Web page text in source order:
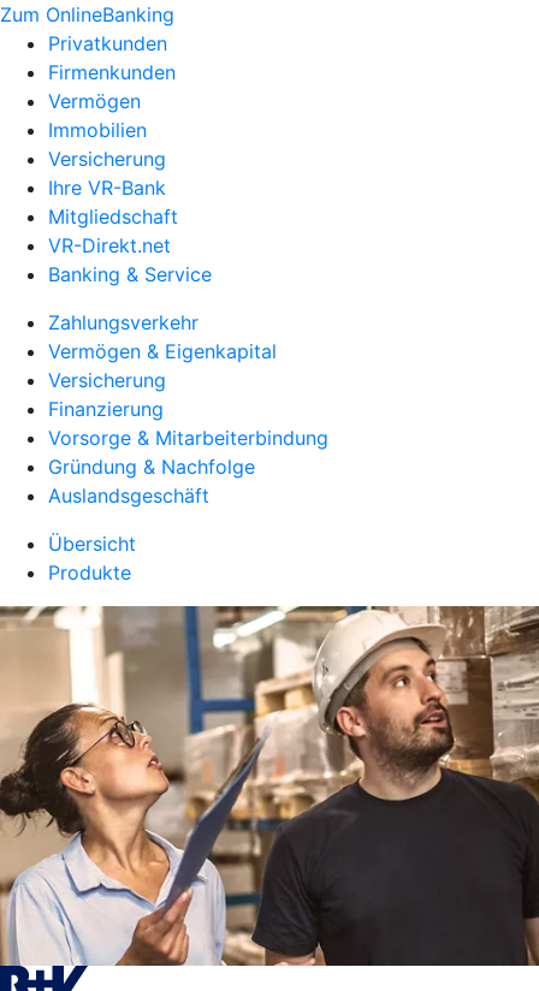
Zum OnlineBanking
Privatkunden
Firmenkunden
Vermögen
Immobilien
Versicherung
Ihre VR-Bank
Mitgliedschaft
VR-Direkt.net
Banking & Service
Zahlungsverkehr
Vermögen & Eigenkapital
Versicherung
Finanzierung
Vorsorge & Mitarbeiterbindung
Gründung & Nachfolge
Auslandsgeschäft
Übersicht
Produkte